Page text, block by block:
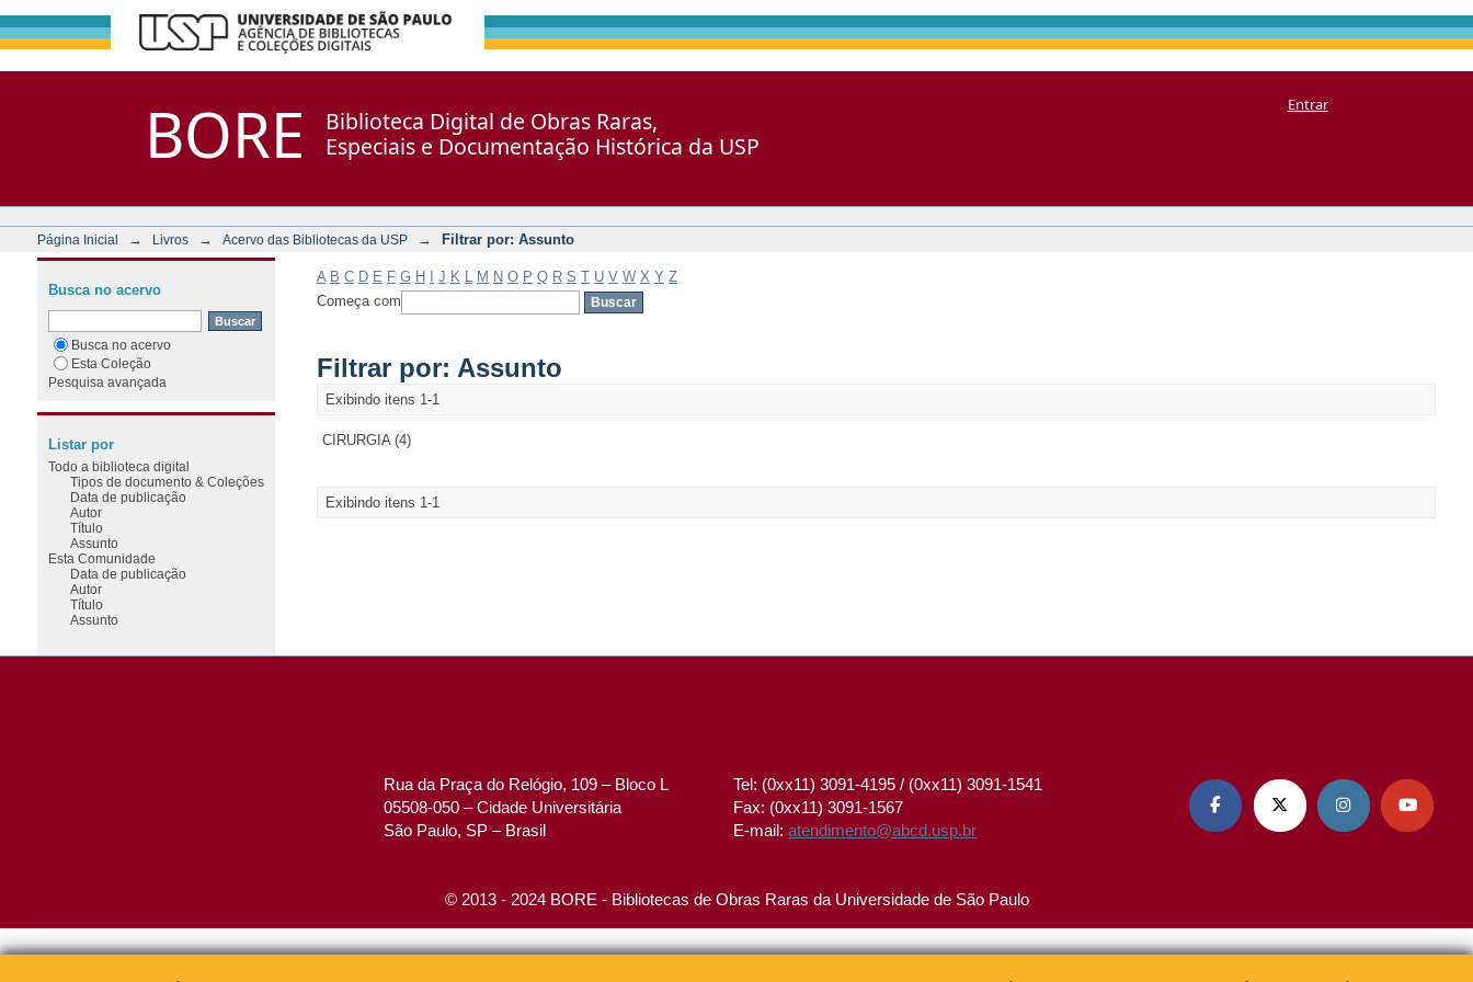
BORE
Biblioteca Digital de Obras Raras,
Especiais e Documentação Histórica da USP
Entrar
Página Inicial → Livros → Acervo das Bibliotecas da USP → Filtrar por: Assunto
A B C D E F G H J K M N O P Q R S T U V W X Y Z
Começa com
Filtrar por: Assunto
Exibindo itens 1-1
CIRURGIA (4)
Exibindo itens 1-1
Busca no acervo
Busca no acervo
Esta Coleção
Pesquisa avançada
Listar por
Todo a biblioteca digital
Tipos de documento & Coleções
Data de publicação
Autor
Título
Assunto
Esta Comunidade
Data de publicação
Autor
Título
Assunto
Rua da Praça do Relógio, 109 – Bloco L
05508-050 – Cidade Universitária
São Paulo, SP – Brasil
Tel: (0xx11) 3091-4195 / (0xx11) 3091-1541
Fax: (0xx11) 3091-1567
E-mail:atendimento@abcd.usp.br
   
© 2013 - 2024 BORE - Bibliotecas de Obras Raras da Universidade de São Paulo